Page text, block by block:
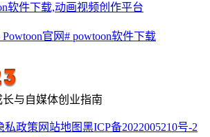
软件下载,动画视频创作平台
Powtoon官网# powtoon软件下载
与自媒体创业指南
私政策 网站地图黑ICP备2022005210号-2